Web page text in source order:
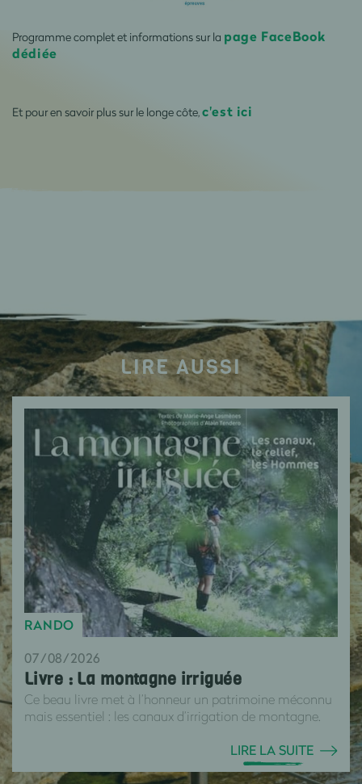
Programme complet et informations sur la page FaceBook
dédiée
Et pour en savoir plus sur le longe côte,c'est ici
LIRE AUSSI
RANDO
07/08/2026
Livre : La montagne irriguée
Ce beau livre met à l’honneur un patrimoine méconnu
mais essentiel : les canaux d’irrigation de montagne.
LIRE LA SUITE